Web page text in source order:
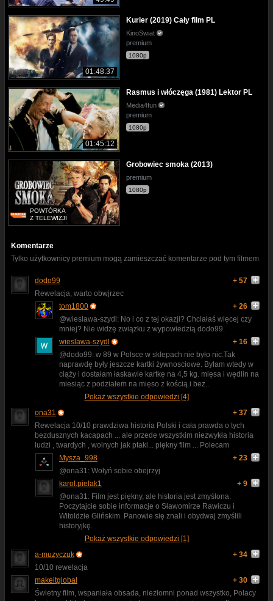
01:48:37
Kurier (2019) Cały film PL
KinoSwiat
premium
1080p
01:45:12
Rasmus i włóczęga (1981) Lektor PL
Media4fun
premium
1080p
POWTÓRKA
Z TELEWIZJI
Grobowiec smoka (2013)
premium
1080p
Komentarze
Tylko użytkownicy premium mogą zamieszczać komentarze pod tym filmem
dodo99
+ 57
Rewelacja, warto obwjrzec
tom1800
+ 26
@wieslawa-szydl: No i co z tej okazji? Chciałaś więcej czy
mniej? Nie widzę związku z wypowiedzią dodo99.
wieslawa-szydl
+ 16
@dodo99: w 89 w Polsce w sklepach nie było nic.Tak
naprawdę były jeszcze kartki żywnosciowe. Byłam wtedy w
ciąży i dostałam łaskawie kartkę na 4,5 kg. mięsa i wędlin na
miesiąc z podziałem na mięso z kością i bez..
Pokaż wszystkie odpowiedzi [4]
ona31
+ 37
Rewelacja 10/10 prawdziwa historia Polski i cała prawda o tych
bezdusznych kacapach ... ale przede wszystkim niezwykła historia
ludzi , twardych , wolnych jak ptaki... piękny film ... Polecam
Mysza_998
+ 23
@ona31: Wołyń sobie obejrzyj
karol.pielak1
+ 9
@ona31: Film jest piękny, ale historia jest zmyślona.
Poczytajcie sobie informacje o Sławomirze Rawiczu i
Witoldzie Glińskim. Panowie się znali i obydwaj zmyślili
historyjkę.
Pokaż wszystkie odpowiedzi [1]
a-muzyczuk
+ 34
10/10 rewelacja
makeitglobal
+ 30
Świetny film, wspaniała obsada, niezłomni ponad wszystko, Polacy